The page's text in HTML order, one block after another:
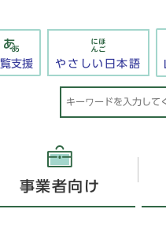
支援 やさしい日本語
事業者向け